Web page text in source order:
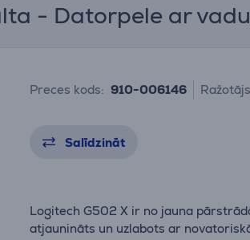
- Datorpele ar vadu
Preces kods: 910-006146
Salīdzināt
Logitech G502 X ir no jauna
atjaunināts un uzlabots ar